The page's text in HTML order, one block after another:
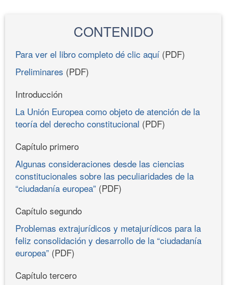
CONTENIDO
Para ver el libro completo dé clic aquí (PDF)
Preliminares (PDF)
Introducción
La Unión Europea como objeto de atención de la
teoría del derecho constitucional (PDF)
Capítulo primero
Algunas consideraciones desde las ciencias
constitucionales sobre las peculiaridades de la
“ciudadanía europea” (PDF)
Capítulo segundo
Problemas extrajurídicos y metajurídicos para la
feliz consolidación y desarrollo de la “ciudadanía
europea” (PDF)
Capítulo tercero